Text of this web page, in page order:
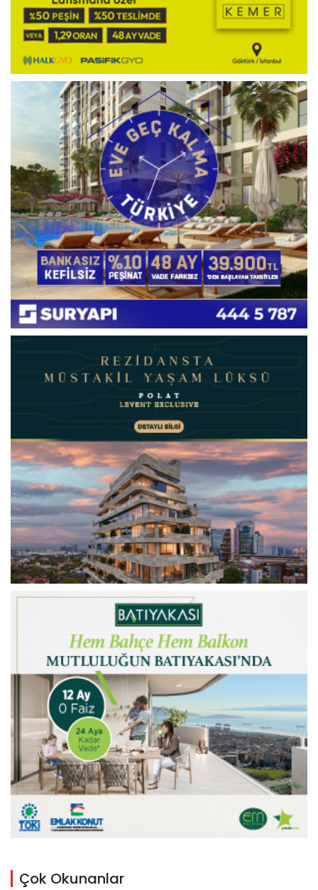
Çok Okunanlar